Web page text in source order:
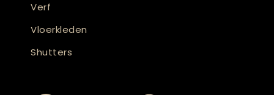
Verf
Vloerkleden
Shutters